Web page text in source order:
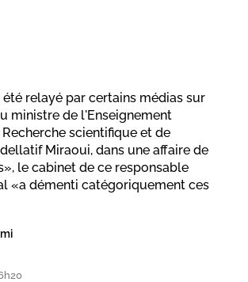
relayé par certains médias sur
ministre de l'Enseignement
scientifique et de
Miraoui, dans une affaire de
le cabinet de ce responsable
«a démenti catégoriquement ces